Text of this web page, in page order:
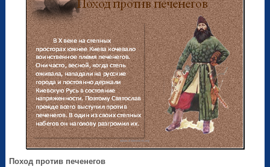
Поход против печенегов